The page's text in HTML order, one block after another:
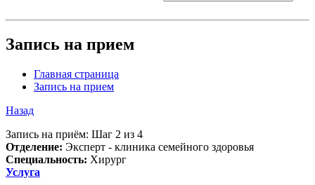
Запись на прием
Главная страница
Запись на прием
Назад
Запись на приём: Шаг 2 из 4
Отделение: Эксперт - клиника семейного здоровья
Специальность: Хирург
Услуга